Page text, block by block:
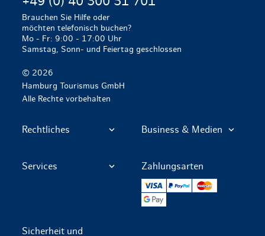
Brauchen Sie Hilfe oder
möchten telefonisch buchen?
Mo - Fr: 9:00 - 17:00 Uhr
Samstag, Sonn- und Feiertag geschlossen
© 2026
Hamburg Tourismus GmbH
Alle Rechte vorbehalten
Rechtliches Business & Medien
Services Zahlungsarten
VISA PayPal
Sicherheit und